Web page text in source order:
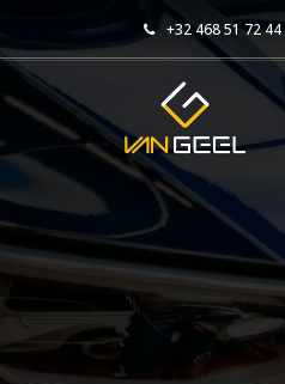
+32 468 51 72 44